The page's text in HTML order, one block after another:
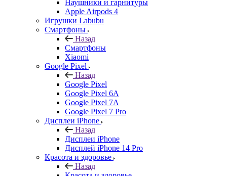
Наушники и гарнитуры
Apple Airpods 4
Игрушки Labubu
Смартфоны
Назад
Смартфоны
Xiaomi
Google Pixel
Назад
Google Pixel
Google Pixel 6A
Google Pixel 7А
Google Pixel 7 Pro
Дисплеи iPhone
Назад
Дисплеи iPhone
Дисплей iPhone 14 Pro
Красота и здоровье
Назад